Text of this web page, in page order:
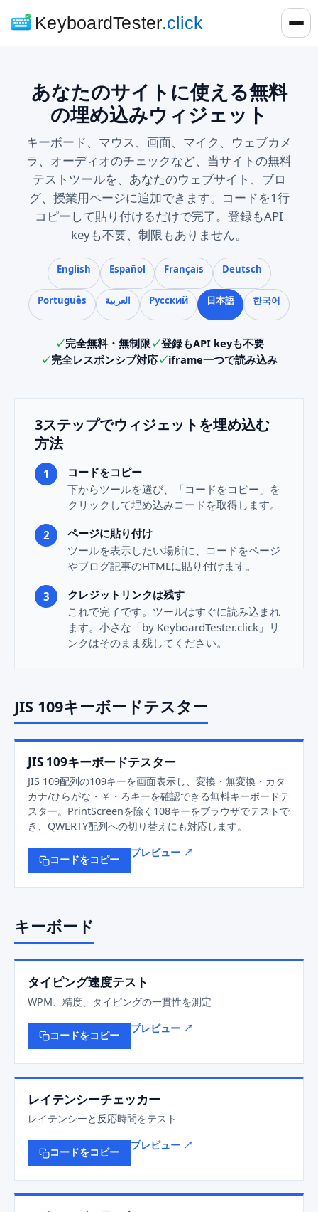
KeyboardTester.click
あなたのサイトに使える無料
の埋め込みウィジェット
キーボード、マウス、画面、マイク、ウェブカメ
ラ、オーディオのチェックなど、当サイトの無料
テストツールを、あなたのウェブサイト、ブロ
グ、授業用ページに追加できます。コードを1行
コピーして貼り付けるだけで完了。登録もAPI
keyも不要、制限もありません。
English Español Français Deutsch
Português العربية Русский 日本語 한국어
完全無料・無制限
登録もAPI keyも不要
完全レスポンシブ対応
iframe一つで読み込み
3ステップでウィジェットを埋め込む
方法
コードをコピー
下からツールを選び、「コードをコピー」を
クリックして埋め込みコードを取得します。
ページに貼り付け
ツールを表示したい場所に、コードをページ
やブログ記事のHTMLに貼り付けます。
クレジットリンクは残す
これで完了です。ツールはすぐに読み込まれ
ます。小さな「by KeyboardTester.click」リ
ンクはそのまま残してください。
JIS 109キーボードテスター
JIS 109キーボードテスター
JIS 109配列の109キーを画面表示し、変換・無変換・カタ
カナ/ひらがな・￥・ろキーを確認できる無料キーボードテ
スター。PrintScreenを除く108キーをブラウザでテストで
き、QWERTY配列への切り替えにも対応します。
コードをコピー
プレビュー ↗
キーボード
タイピング速度テスト
WPM、精度、タイピングの一貫性を測定
コードをコピー
プレビュー ↗
レイテンシーチェッカー
レイテンシーと反応時間をテスト
コードをコピー
プレビュー ↗